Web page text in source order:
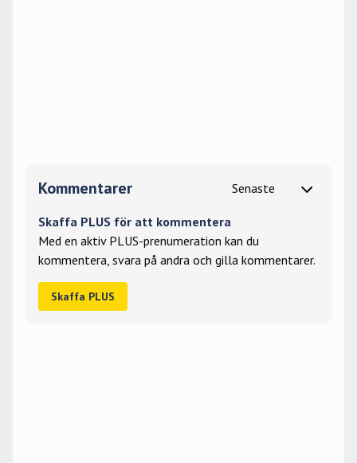
Kommentarer
Skaffa PLUS för att kommentera
Med en aktiv PLUS-prenumeration kan du
kommentera, svara på andra och gilla kommentarer.
Skaffa PLUS